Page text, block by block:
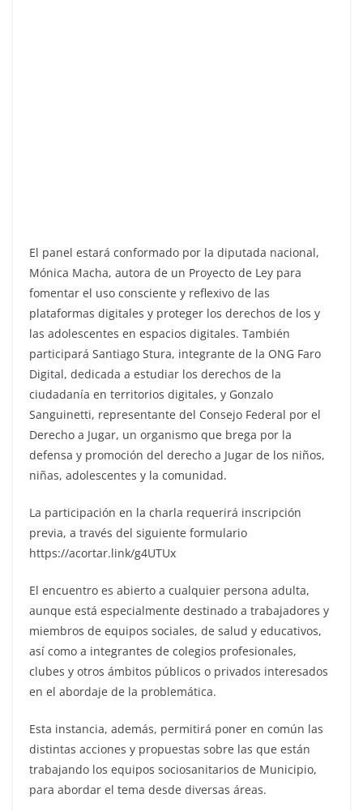
El panel estará conformado por la diputada nacional,
Mónica Macha, autora de un Proyecto de Ley para
fomentar el uso consciente y reflexivo de las
plataformas digitales y proteger los derechos de los y
las adolescentes en espacios digitales. También
participará Santiago Stura, integrante de la ONG Faro
Digital, dedicada a estudiar los derechos de la
ciudadanía en territorios digitales, y Gonzalo
Sanguinetti, representante del Consejo Federal por el
Derecho a Jugar, un organismo que brega por la
defensa y promoción del derecho a Jugar de los niños,
niñas, adolescentes y la comunidad.
La participación en la charla requerirá inscripción
previa, a través del siguiente formulario
https://acortar.link/g4UTUx
El encuentro es abierto a cualquier persona adulta,
aunque está especialmente destinado a trabajadores y
miembros de equipos sociales, de salud y educativos,
así como a integrantes de colegios profesionales,
clubes y otros ámbitos públicos o privados interesados
en el abordaje de la problemática.
Esta instancia, además, permitirá poner en común las
distintas acciones y propuestas sobre las que están
trabajando los equipos sociosanitarios de Municipio,
para abordar el tema desde diversas áreas.